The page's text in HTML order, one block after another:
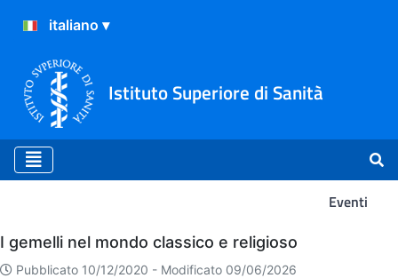
Istituto Superiore di Sanità
Eventi
Eventi
I gemelli nel mondo classico e religioso
Pubblicato 10/12/2020 - Modificato 09/06/2026